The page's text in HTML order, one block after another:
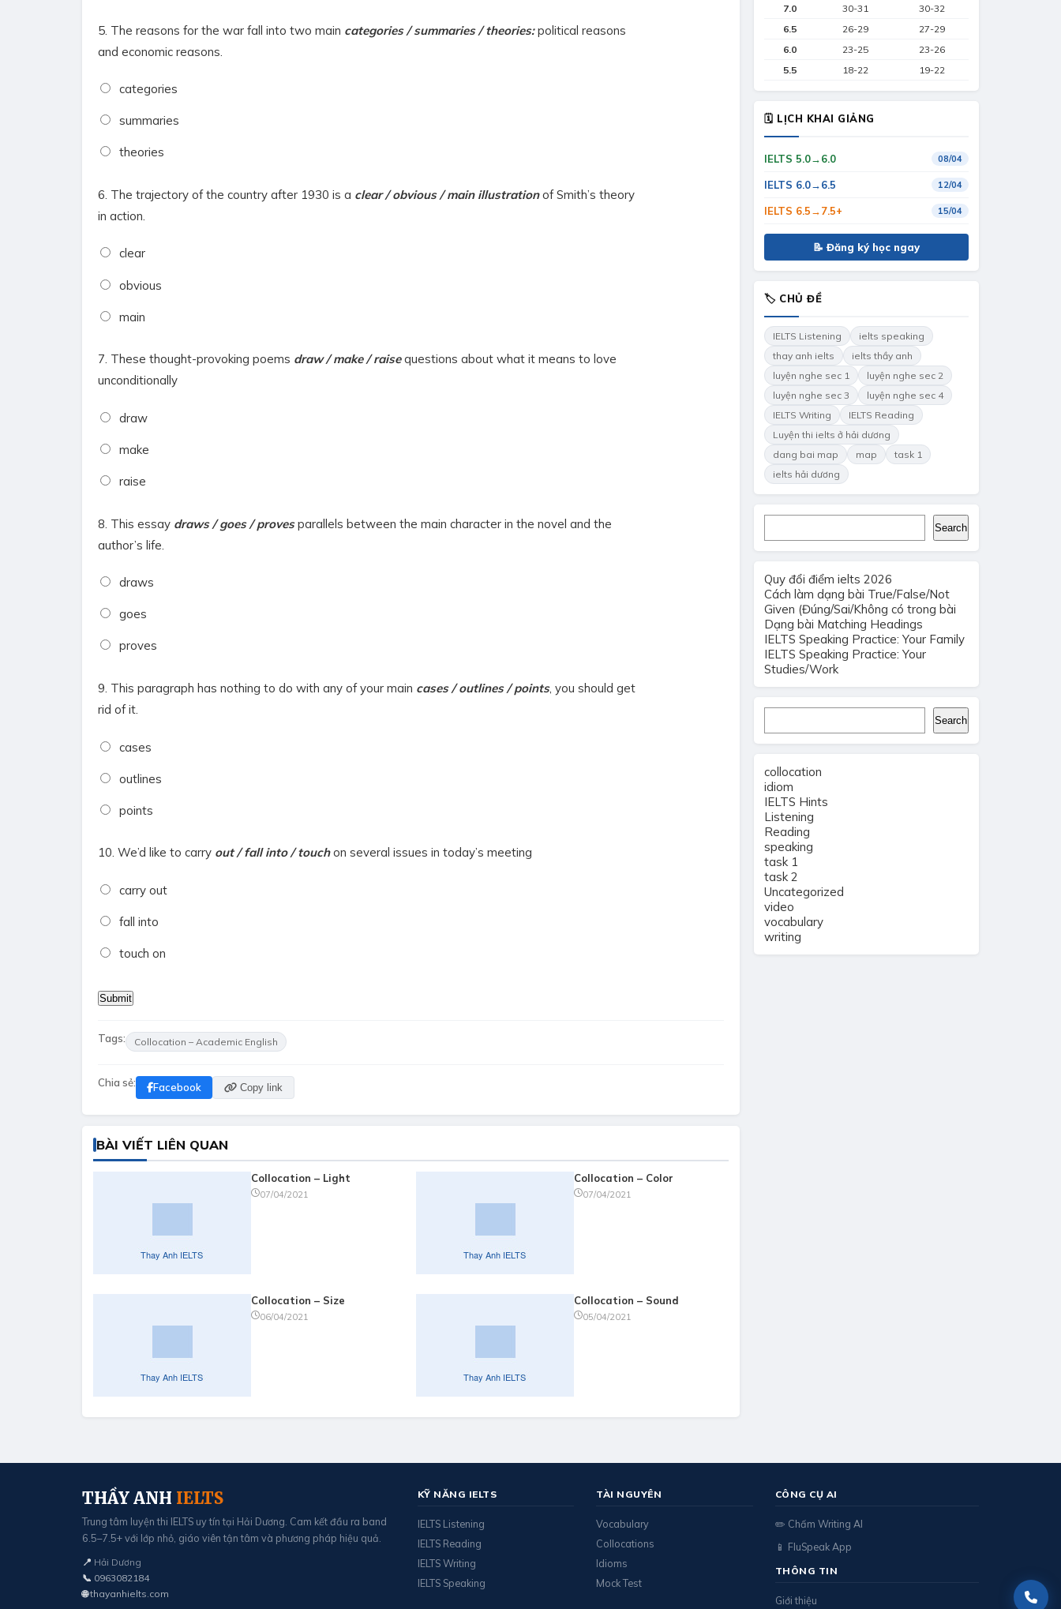
5. The reasons for the war fall into two main categories / summaries / theories:political reasons
and economic reasons.
categories
summaries
theories
6. The trajectory of the country after 1930 is a clear / obvious / main illustrationof Smith’s theory
in action.
clear
obvious
main
7. These thought-provoking poems draw / make / raisequestions about what it means to love
unconditionally
draw
make
raise
8. This essay draws / goes / provesparallels between the main character in the novel and the
author’s life.
draws
goes
proves
9. This paragraph has nothing to do with any of your main cases / outlines / points, you should get
rid of it.
cases
outlines
points
10. We’d like to carry out / fall into / touchon several issues in today’s meeting
carry out
fall into
touch on
Tags: Collocation – Academic English
Chia sẻ: Facebook Copy link
BÀI VIẾT LIÊN QUAN
Collocation – Light
07/04/2021
Collocation – Color
07/04/2021
Collocation – Size
06/04/2021
Collocation – Sound
05/04/2021
7.0
30-31
30-32
6.5
26-29
27-29
6.0
23-25
23-26
5.5
18-22 19-22
🗓 LỊCH KHAI GIẢNG
IELTS 5.0→6.0 08/04
IELTS 6.0→6.5 12/04
IELTS 6.5→7.5+ 15/04
📝 Đăng ký học ngay
🏷 CHỦ ĐỀ
IELTS Listening
ielts speaking
thay anh ielts
ielts thầy anh
luyện nghe sec 1
luyện nghe sec 2
luyện nghe sec 3
luyện nghe sec 4
IELTS Writing
IELTS Reading
Luyện thi ielts ở hải dương
dang bai map
map
task 1
ielts hải dương
Search
Quy đổi điểm ielts 2026
Cách làm dạng bài True/False/Not
Given (Đúng/Sai/Không có trong bài
Dạng bài Matching Headings
IELTS Speaking Practice: Your Family
IELTS Speaking Practice: Your
Studies/Work
Search
collocation
idiom
IELTS Hints
Listening
Reading
speaking
task 1
task 2
Uncategorized
video
vocabulary
writing
THẦY ANH IELTS
Trung tâm luyện thi IELTS uy tín tại Hải Dương. Cam kết đầu ra band
6.5–7.5+ với lớp nhỏ, giáo viên tận tâm và phương pháp hiệu quả.
📍 Hải Dương
📞 0963082184
🌐 thayanhielts.com
KỸ NĂNG IELTS
IELTS Listening
IELTS Reading
IELTS Writing
IELTS Speaking
TÀI NGUYÊN
Vocabulary
Collocations
Idioms
Mock Test
CÔNG CỤ AI
✏️ Chấm Writing AI
📱 FluSpeak App
THÔNG TIN
Giới thiệu